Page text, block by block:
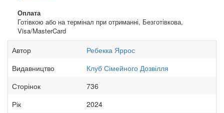
Оплата
Готівкою або на термінал при отриманні, Безготівкова,
Visa/MasterCard
Автор
Ребекка Яррос
Видавництво
Клуб Сімейного Дозвілля
Сторінок
736
Рік
2024